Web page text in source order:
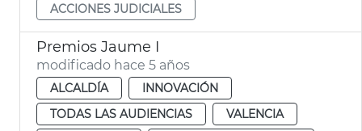
ACCIONES JUDICIALES
Premios Jaume I
modificado hace 5 años
ALCALDÍA
INNOVACIÓN
TODAS LAS AUDIENCIAS
VALENCIA